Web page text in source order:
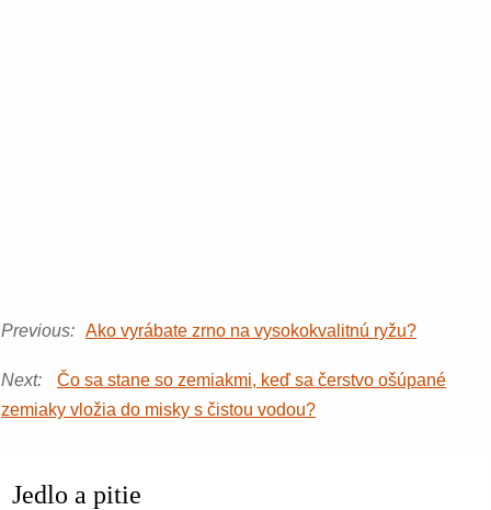
Previous: Ako vyrábate zrno na vysokokvalitnú ryžu?
Next:
Čo sa stane so zemiakmi, keď sa čerstvo ošúpané
zemiaky vložia do misky s čistou vodou?
Jedlo a pitie